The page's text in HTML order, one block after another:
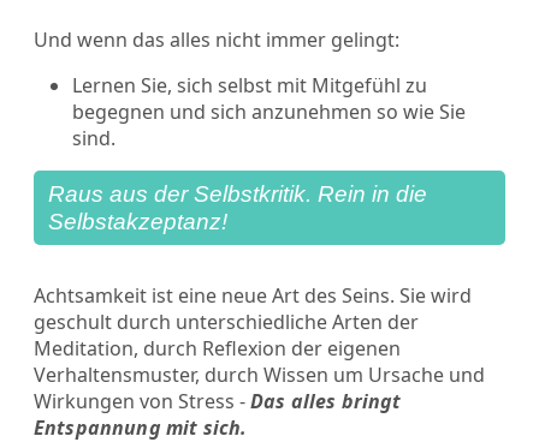
Und wenn das alles nicht immer gelingt:
Lernen Sie, sich selbst mit Mitgefühl zu
begegnen und sich anzunehmen so wie Sie
sind.
Raus aus der Selbstkritik. Rein in die
Selbstakzeptanz!
Achtsamkeit ist eine neue Art des Seins. Sie wird
geschult durch unterschiedliche Arten der
Meditation, durch Reflexion der eigenen
Verhaltensmuster, durch Wissen um Ursache und
Wirkungen von Stress -Das alles bringt
Entspannung mit sich.